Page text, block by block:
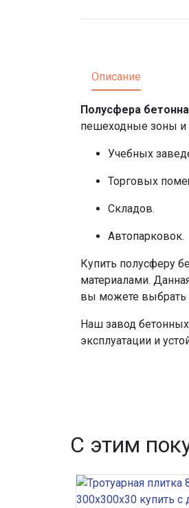
Описание
Полусфера
пешеходные зоны и
Учебных
Торговых
Складов.
Автопарковок.
Купить полусферу
материалами.
вы можете выбрать
Наш завод
эксплуатации и
С этим